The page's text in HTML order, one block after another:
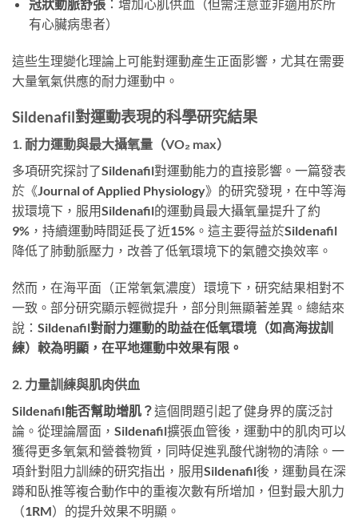
冠狀動脈舒張：增加心肌供血（但需注意並非適用於所
有心臟病患者）
這些生理變化理論上可能對運動產生正面影響，尤其在需要
大量氧氣供應的耐力運動中。
Sildenafil對運動表現的科學研究結果
1. 耐力運動與最大攝氧量（VO₂ max）
多項研究探討了Sildenafil對運動能力的直接影響。一篇發表
於《Journal of Applied Physiology》的研究發現，在中等海
拔環境下，服用Sildenafil的運動員最大攝氧量提升了約
9%，持續運動時間延長了近15%。這主要得益於Sildenafil
降低了肺動脈壓力，改善了低氧環境下的氣體交換效率。
然而，在海平面（正常氧氣濃度）環境下，研究結果相對不
一致。部分研究顯示輕微提升，部分則無顯著差異。總結來
說： Sildenafil對耐力運動的助益在低氧環境（如高海拔訓
練）較為明顯，在平地運動中效果有限。
2. 力量訓練與肌肉供血
Sildenafil能否幫助增肌？這個問題引起了健身界的廣泛討
論。從理論層面，Sildenafil擴張血管後，運動中的肌肉可以
獲得更多氧氣和營養物質，同時促進乳酸代謝物的清除。一
項針對阻力訓練的研究指出，服用Sildenafil後，運動員在深
蹲和臥推等複合動作中的重複次數有所增加，但對最大肌力
（1RM）的提升效果不明顯。